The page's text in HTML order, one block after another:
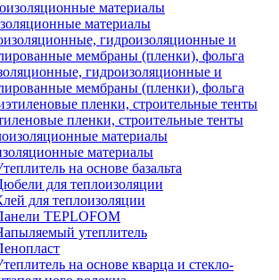
материалы
гидроизоляционные и
мембраны (пленки), фольга
пленки, строительные тенты
материалы
на основе базальта
для теплоизоляции
для теплоизоляции
TEPLOFOM
утеплитель
на основе кварца и стекло-